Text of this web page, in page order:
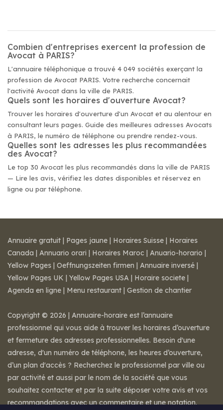
Combien d'entreprises exercent la profession de
Avocat à PARIS?
L'annuaire téléphonique a trouvé 4 049 sociétés exerçant la
profession de Avocat PARIS. Votre recherche concernait
l'activité Avocat dans la ville de PARIS.
Quels sont les horaires d'ouverture Avocat?
Trouver les horaires d'ouverture d'un Avocat et au alentour en
consultant leurs pages. Guide des meilleures adresses Avocats
à PARIS, le numéro de téléphone ou prendre rendez-vous.
Quelles sont les adresses les plus recommandées
des Avocat?
Le top 30 Avocat les plus recommandés dans la ville de PARIS
— Lire les avis, vérifiez les dates disponibles et réservez en
ligne ou par téléphone.
Annuaire gratuit | Pages jaune | Horaires Suisse | Horaires
Canada | Annuario orari | Horaires Maroc | Anuario-horario |
Yellow Pages | Oeffnungszeiten firmen | Annuaire inversé |
Yellow Pages UK | Yellow Pages USA | Horaire societe |
Agenda en ligne | Menu restaurant | Gestion de chantier
Copyright © 2026 | Annuaire-horaire est l’annuaire
professionnel qui vous aide à trouver les horaires d’ouverture
et fermeture des adresses professionnelles. Besoin d'une
adresse, d'un numéro de téléphone, les heures d’ouverture,
d’un plan d'accès ? Recherchez le professionnel par ville ou
par activité et aussi par le nom de la société que vous
souhaitez contacter et par la suite déposer votre avis et vos
recommandations avec un commentaire et une notation.